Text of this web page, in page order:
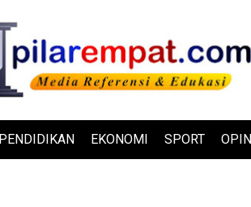
PENDIDIKAN EKONOMI SPORT OPINI